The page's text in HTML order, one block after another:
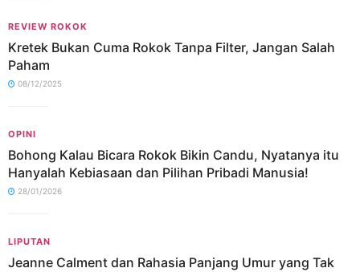
REVIEW ROKOK
Kretek Bukan Cuma Rokok Tanpa Filter, Jangan Salah
Paham
08/12/2025
OPINI
Bohong Kalau Bicara Rokok Bikin Candu, Nyatanya itu
Hanyalah Kebiasaan dan Pilihan Pribadi Manusia!
28/01/2026
LIPUTAN
Jeanne Calment dan Rahasia Panjang Umur yang Tak